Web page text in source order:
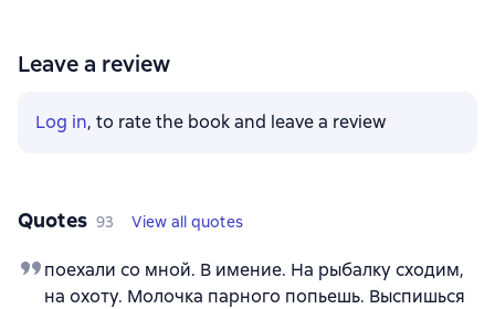
Leave a review
Log in, to rate the book and leave a review
Quotes 93 View all quotes
поехали со мной. В имение. На рыбалку сходим,
на охоту. Молочка парного попьешь. Выспишься